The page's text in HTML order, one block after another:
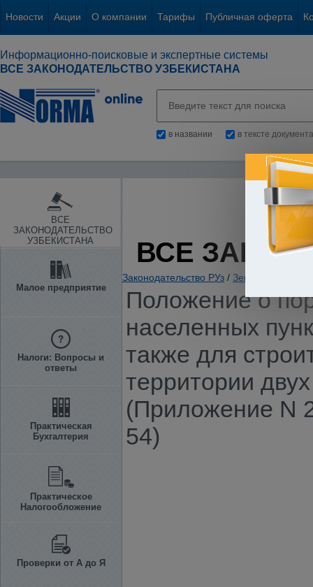
Новости Акции О компании Тарифы Публичная оферта
Информационно-поисковые и экспертные системы
ВСЕ ЗАКОНОДАТЕЛЬСТВО УЗБЕКИСТАНА
в названии в тексте документа
ВСЕ
ЗАКОНОДАТЕЛЬСТВО
УЗБЕКИСТАНА
Малое предприятие
Налоги: Вопросы и
ответы
Практическая
Бухгалтерия
Практическое
Налогообложение
Проверки от А до Я
ВСЕ
Законодательство РУз / Земля и иные
Положение о
населенных
также для
территории
(Приложение N
54)